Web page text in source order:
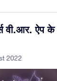
वी.आर. ऐप
2022